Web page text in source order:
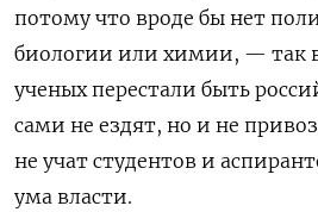
потому что вроде бы нет
биологии или химии, — так
ученых перестали быть
сами не ездят, но и не
не учат студентов и
ума власти.